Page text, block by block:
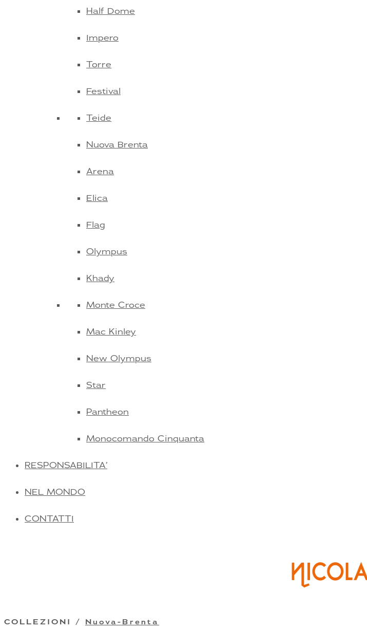
Half Dome
Impero
Torre
Festival
Teide
Nuova Brenta
Arena
Elica
Flag
Olympus
Khady
Monte Croce
Mac Kinley
New Olympus
Star
Pantheon
Monocomando Cinquanta
RESPONSABILITA’
NEL MONDO
CONTATTI
COLLEZIONI / Nuova-Brenta